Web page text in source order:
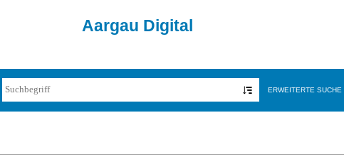
Aargau Digital
ERWEITERTE SUCHE